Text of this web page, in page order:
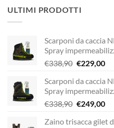
ULTIMI PRODOTTI
Scarponi da caccia
Spray
€338,90 Il
originale
era:
€338,90.
€229,00Il
è:
Scarponi da caccia
Spray
€338,90 Il
originale
€249,00Il
Zaino trisacca gilet